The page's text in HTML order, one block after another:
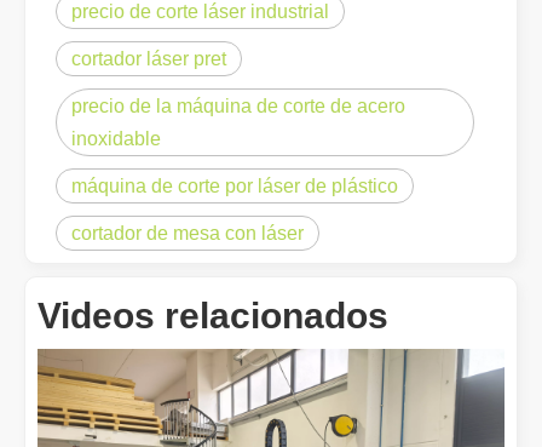
Eliminación de pintura con láser, debe elegir la mejor forma de eliminar la pintura
En el campo del tratamiento y restauración de superficies, la
precio de corte láser industrial
cortador láser pret
precio de la máquina de corte de acero
inoxidable
máquina de corte por láser de plástico
cortador de mesa con láser
Videos relacionados